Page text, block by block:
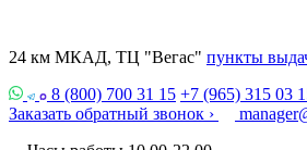
24 км МКАД, ТЦ "Вегас" пункты
8 (800) 700 31 15 +7 (965) 315 03
Заказать обратный звонок ›